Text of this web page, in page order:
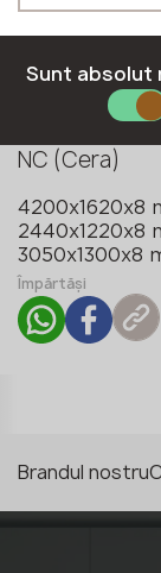
Colecţie
NC (Cera)
4200x1620x8
2440x1220x8
3050x1300x8
Împărtăși
Brandul nostru
Sunt absolut